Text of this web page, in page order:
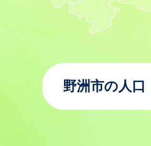
野洲市の人口